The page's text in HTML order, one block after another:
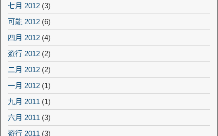
七月 2012 (3)
可能 2012 (6)
四月 2012 (4)
遊行 2012 (2)
二月 2012 (2)
一月 2012 (1)
九月 2011 (1)
六月 2011 (3)
遊行 2011 (3)